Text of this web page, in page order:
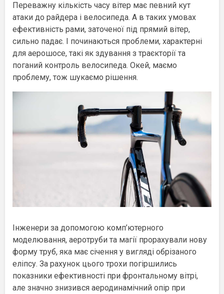
Переважну кількість часу вітер має певний кут
атаки до райдера і велосипеда. А в таких умовах
ефективність рами, заточеної під прямий вітер,
сильно падає. І починаються проблеми, характерні
для аерошосе, такі як здування з траєкторії та
поганий контроль велосипеда. Окей, маємо
проблему, тож шукаємо рішення.
Інженери за допомогою комп’ютерного
моделювання, аеротруби та магії прорахували нову
форму труб, яка має січення у вигляді обрізаного
еліпсу. За рахунок цього трохи погіршились
показники ефективності при фронтальному вітрі,
але значно знизився аеродинамічний опір при